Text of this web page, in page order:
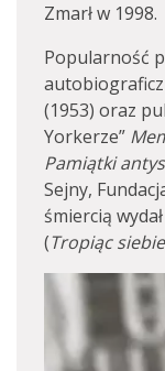
Zmarł w 1998.
Popularność
(1953) oraz
Yorkerze”
Pamiątki
Sejny,
śmiercią
(Tropiąc siebie